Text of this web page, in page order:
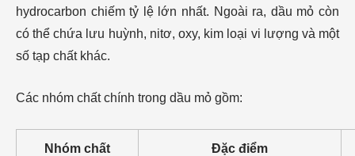
hydrocarbon chiếm tỷ lệ lớn nhất. Ngoài ra, dầu mỏ còn
có thể chứa lưu huỳnh, nitơ, oxy, kim loại vi lượng và một
số tạp chất khác.
Các nhóm chất chính trong dầu mỏ gồm:
Nhóm chất Đặc điểm